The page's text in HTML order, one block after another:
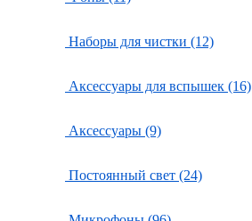
Наборы для чистки (12)
Аксессуары для вспышек (16)
Аксессуары (9)
Постоянный свет (24)